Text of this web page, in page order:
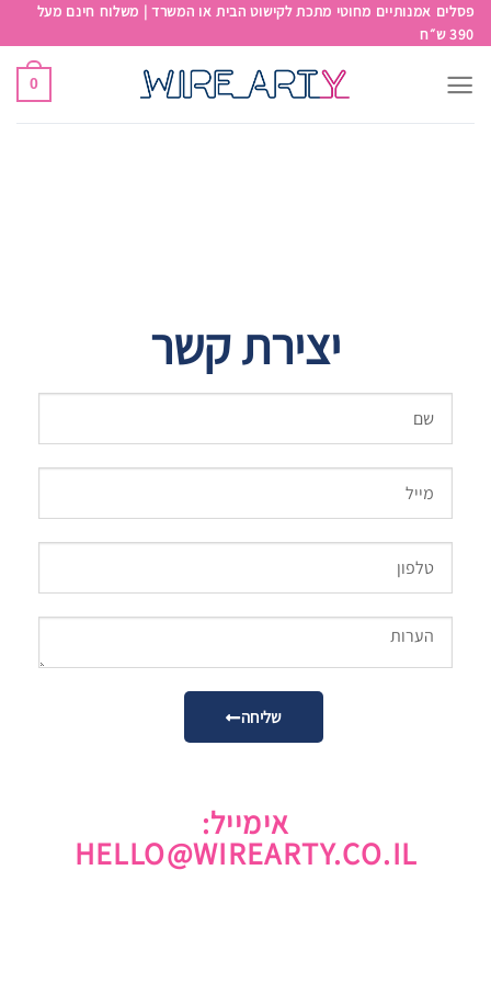
פסלים אמנותיים מחוטי מתכת לקישוט הבית או המשרד | משלוח חינם מעל
390 ש״ח
0
יצירת קשר
שליחה
אימייל:
HELLO@WIREARTY.CO.IL